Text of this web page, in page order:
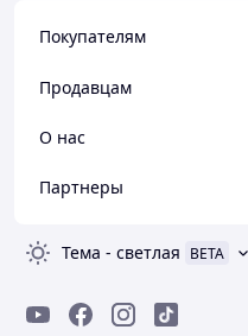
Покупателям
Продавцам
О нас
Партнеры
Тема - светлая BETA